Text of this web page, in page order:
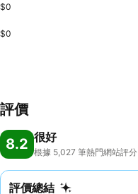
$0
$0
評價
8.2 很好
根據 5,027 筆熱門網站評分
評價總結